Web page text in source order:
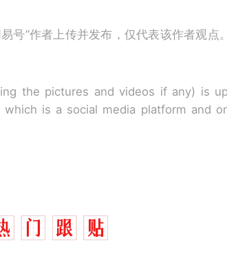
号”作者上传并发布，仅代表该作者观点
the pictures and videos if any) is
is a social media platform and